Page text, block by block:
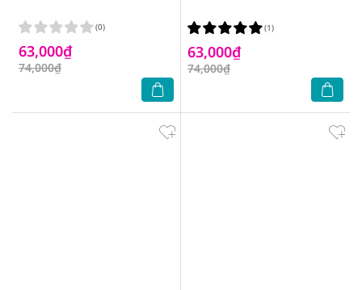
63,000₫
74,000₫
(0)
63,000₫
74,000₫
(1)